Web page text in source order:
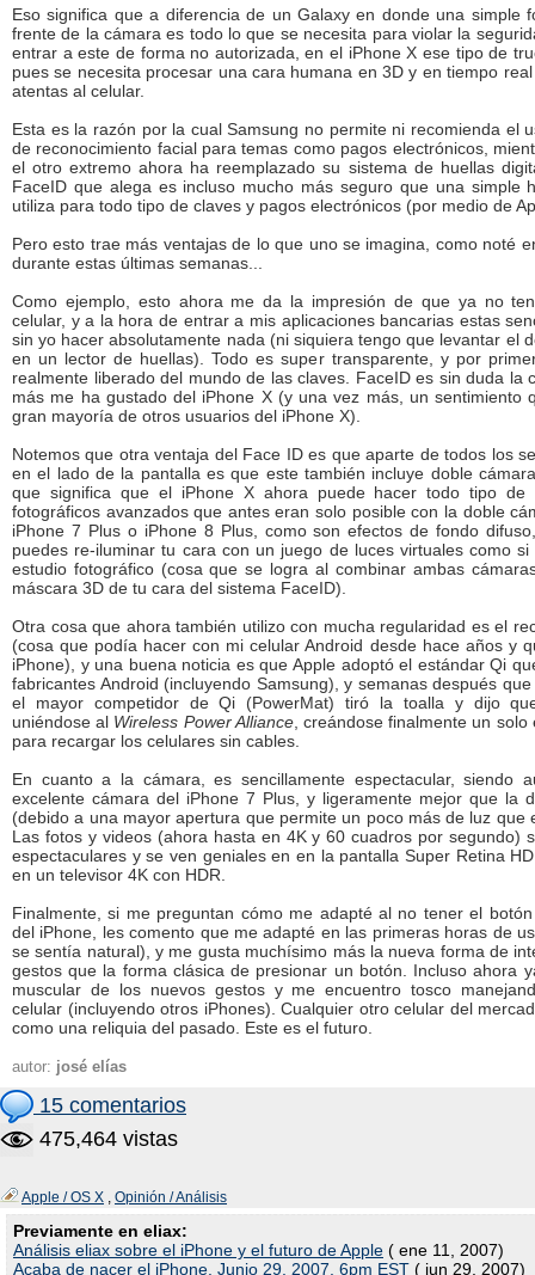
Eso significa que a diferencia de un Galaxy en donde una simple
frente de la cámara es todo lo que se necesita para violar la
entrar a este de forma no autorizada, en el iPhone X ese tipo de
pues se necesita procesar una cara humana en 3D y en tiempo
atentas al celular.
Esta es la razón por la cual Samsung no permite ni recomienda el
de reconocimiento facial para temas como pagos electrónicos,
el otro extremo ahora ha reemplazado su sistema de huellas
FaceID que alega es incluso mucho más seguro que una simple
utiliza para todo tipo de claves y pagos electrónicos (por medio de
Pero esto trae más ventajas de lo que uno se imagina, como noté
durante estas últimas semanas...
Como ejemplo, esto ahora me da la impresión de que ya no
celular, y a la hora de entrar a mis aplicaciones bancarias estas
sin yo hacer absolutamente nada (ni siquiera tengo que levantar el
en un lector de huellas). Todo es super transparente, y por
realmente liberado del mundo de las claves. FaceID es sin duda la
más me ha gustado del iPhone X (y una vez más, un sentimiento
gran mayoría de otros usuarios del iPhone X).
Notemos que otra ventaja del Face ID es que aparte de todos los
en el lado de la pantalla es que este también incluye doble
que significa que el iPhone X ahora puede hacer todo tipo de
fotográficos avanzados que antes eran solo posible con la doble
iPhone 7 Plus o iPhone 8 Plus, como son efectos de fondo
puedes re-iluminar tu cara con un juego de luces virtuales como
estudio fotográfico (cosa que se logra al combinar ambas
máscara 3D de tu cara del sistema FaceID).
Otra cosa que ahora también utilizo con mucha regularidad es el
(cosa que podía hacer con mi celular Android desde hace años y
iPhone), y una buena noticia es que Apple adoptó el estándar Qi
fabricantes Android (incluyendo Samsung), y semanas después
el mayor competidor de Qi (PowerMat) tiró la toalla y dijo
uniéndose al Wireless Power Alliance, creándose finalmente un solo
para recargar los celulares sin cables.
En cuanto a la cámara, es sencillamente espectacular, siendo
excelente cámara del iPhone 7 Plus, y ligeramente mejor que la
(debido a una mayor apertura que permite un poco más de luz que
Las fotos y videos (ahora hasta en 4K y 60 cuadros por segundo)
espectaculares y se ven geniales en en la pantalla Super Retina
en un televisor 4K con HDR.
Finalmente, si me preguntan cómo me adapté al no tener el
del iPhone, les comento que me adapté en las primeras horas de
se sentía natural), y me gusta muchísimo más la nueva forma de
gestos que la forma clásica de presionar un botón. Incluso ahora
muscular de los nuevos gestos y me encuentro tosco
celular (incluyendo otros iPhones). Cualquier otro celular del
como una reliquia del pasado. Este es el futuro.
autor: josé elías
15 comentarios
475,464 vistas
Apple / OS X , Opinión / Análisis
Previamente en eliax:
Análisis eliax sobre el iPhone y el futuro de Apple ( ene 11, 2007)
Acaba de nacer el iPhone. Junio 29, 2007, 6pm EST ( jun 29, 2007)